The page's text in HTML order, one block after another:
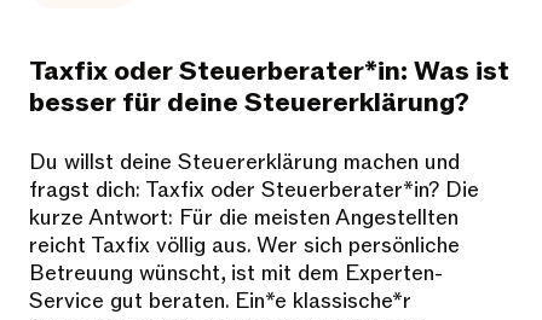
Taxfix oder Steuerberater*in: Was ist
besser für deine Steuererklärung?
Du willst deine Steuererklärung machen und
fragst dich: Taxfix oder Steuerberater*in? Die
kurze Antwort: Für die meisten Angestellten
reicht Taxfix völlig aus. Wer sich persönliche
Betreuung wünscht, ist mit dem Experten-
Service gut beraten. Ein*e klassische*r